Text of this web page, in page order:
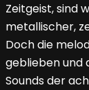
Zeitgeist, sind
metallischer,
Doch die
geblieben und
Sounds der